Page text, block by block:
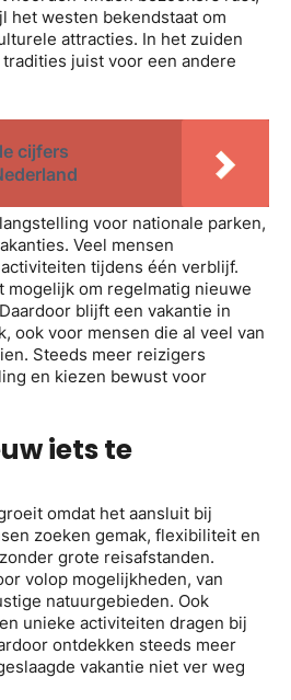
het westen bekendstaat om
attracties. In het zuiden
juist voor een andere
cijfers
voor nationale parken,
Veel mensen
tijdens één verblijf.
mogelijk om regelmatig nieuwe
blijft een vakantie in
ook voor mensen die al veel van
Steeds meer reizigers
en kiezen bewust voor
iets te
omdat het aansluit bij
zoeken gemak, flexibiliteit en
grote reisafstanden.
volop mogelijkheden, van
natuurgebieden. Ook
unieke activiteiten dragen bij
ontdekken steeds meer
vakantie niet ver weg